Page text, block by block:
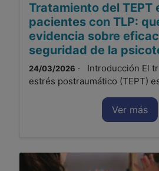
Tratamiento del TEPT
pacientes con TLP:
evidencia sobre
seguridad de la
24/03/2026 · Introducción El
estrés postraumático (TEPT)
Ver más